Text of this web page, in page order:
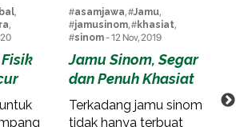
,
,
#asamjawa, #Jamu,
#jamusinom, #khasiat,
#sinom- 12 Nov, 2019
Jamu Sinom, Segar
dan Penuh Khasiat
Terkadang jamu sinom
tidak hanya terbuat